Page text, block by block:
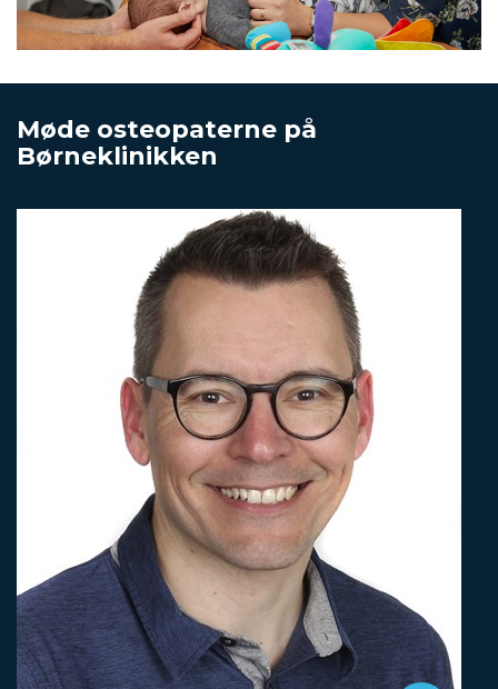
Møde osteopaterne på
Børneklinikken